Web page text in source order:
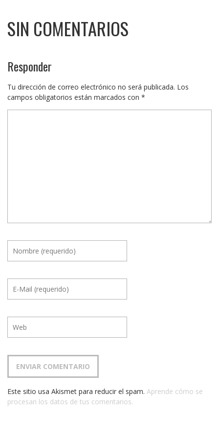
SIN COMENTARIOS
Responder
Tu dirección de correo electrónico no será publicada. Los
campos obligatorios están marcados con *
Este sitio usa Akismet para reducir el spam. Aprende cómo se
procesan los datos de tus comentarios.